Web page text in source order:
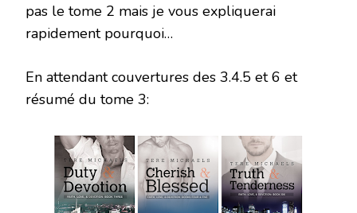
pas le tome 2 mais je vous expliquerai
rapidement pourquoi…
En attendant couvertures des 3.4.5 et 6 et
résumé du tome 3: